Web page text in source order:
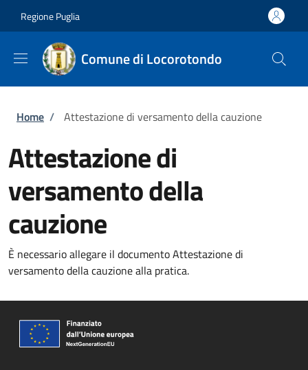
Regione Puglia
Comune di Locorotondo
Briciole di pane
Home / Attestazione di versamento della cauzione
Attestazione di
versamento della
cauzione
È necessario allegare il documento Attestazione di
versamento della cauzione alla pratica.